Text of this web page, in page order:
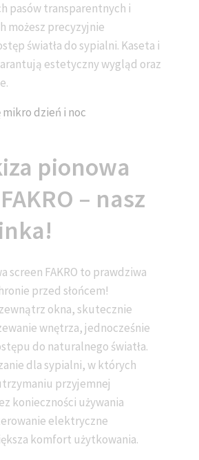
pasów transparentnych i
możesz precyzyjnie
światła do sypialni. Kaseta i
estetyczny wygląd oraz
dzień i noc
pionowa
– nasz
screen FAKRO to prawdziwa
przed słońcem!
okna, skutecznie
wnętrza, jednocześnie
do naturalnego światła.
dla sypialni, w których
przyjemnej
konieczności używania
elektryczne
komfort użytkowania.